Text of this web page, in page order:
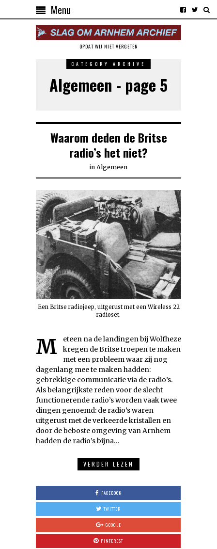
Menu
OPDAT WIJ NIET VERGETEN
CATEGORY ARCHIVE
Algemeen - page 5
Waarom deden de Britse
radio’s het niet?
in Algemeen
Een Britse radiojeep, uitgerust met een Wireless 22
radioset.
Meteen na de landingen bij Wolfheze
kregen de Britse troepen te maken
met een probleem waar zij nog
dagenlang mee te maken hadden:
gebrekkige communicatie via de radio’s.
Als belangrijkste reden voor de slecht
functionerende radio’s worden vaak twee
dingen genoemd: de radio’s waren
uitgerust met de verkeerde kristallen en
door de beboste omgeving van Arnhem
hadden de radio’s bijna…
VERDER LEZEN
FACEBOOK
TWITTER
GOOGLE
PINTEREST